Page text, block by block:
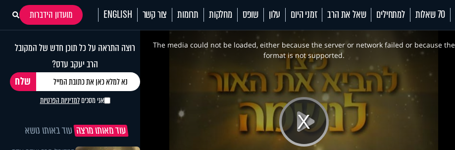
70 שאלות למתחילים שאל את הרב זמני היום עלון שופס מחלקות תרומות צור קשר ENGLISH
מועדון הידברות
This
modalThe media could not be loaded, either because the server or network failed or because the
format is not supported.
רוצה התראה על כל תוכן חדש של המקובל
הרב יעקב עדס?
אני מסכיםלמדיניות הפרטיות
עוד מאותו מרצה עוד באותו נושא